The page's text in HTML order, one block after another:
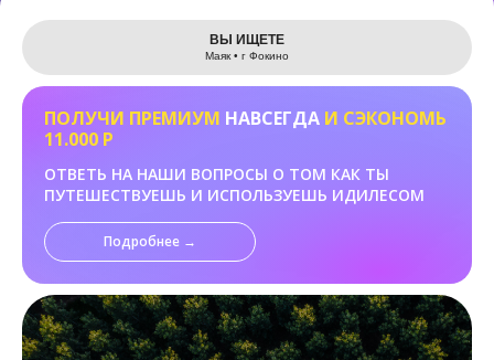
Leaflet
ВЫ ИЩЕТЕ
Маяк • г Фокино
ПОЛУЧИ ПРЕМИУМ НАВСЕГДА И СЭКОНОМЬ
11.000 Р
ОТВЕТЬ НА НАШИ ВОПРОСЫ О ТОМ КАК ТЫ
ПУТЕШЕСТВУЕШЬ И ИСПОЛЬЗУЕШЬ ИДИЛЕСОМ
Подробнее →